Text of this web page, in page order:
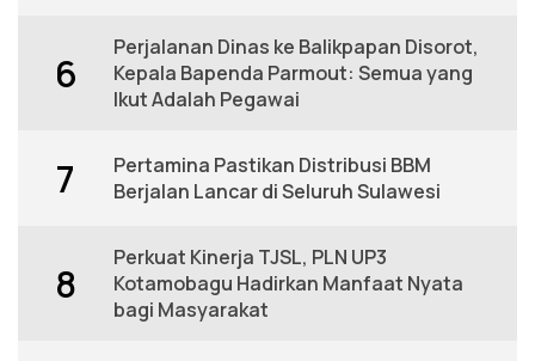
6
Perjalanan Dinas ke Balikpapan Disorot,
Kepala Bapenda Parmout: Semua yang
Ikut Adalah Pegawai
7
Pertamina Pastikan Distribusi BBM
Berjalan Lancar di Seluruh Sulawesi
8
Perkuat Kinerja TJSL, PLN UP3
Kotamobagu Hadirkan Manfaat Nyata
bagi Masyarakat